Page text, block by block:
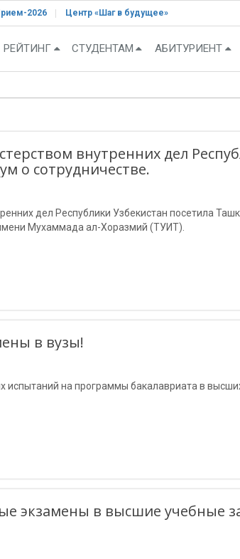
2026 Центр «Шаг в будущее»
РЕЙТИНГ СТУДЕНТАМ АБИТУРИЕНТ
внутренних дел
о сотрудничестве.
дел Республики Узбекистан посетила
Мухаммада ал-Хоразмий (ТУИТ).
в вузы!
испытаний на программы бакалавриата в
экзамены в высшие учебные